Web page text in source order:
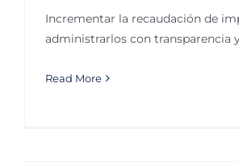
Incrementar la recaudación de
administrarlos con transparencia y
Read More